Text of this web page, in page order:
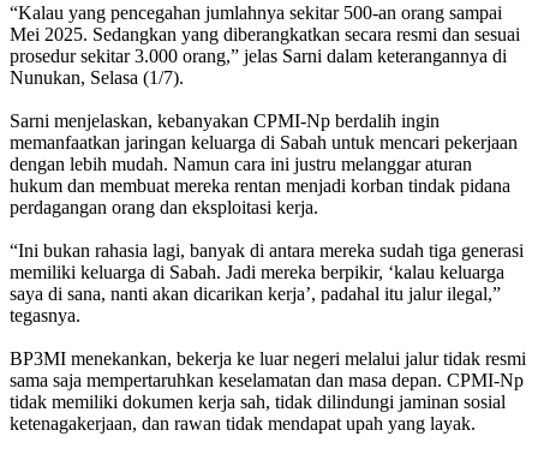
“Kalau yang pencegahan jumlahnya sekitar 500-an orang sampai
Mei 2025. Sedangkan yang diberangkatkan secara resmi dan sesuai
prosedur sekitar 3.000 orang,” jelas Sarni dalam keterangannya di
Nunukan, Selasa (1/7).
Sarni menjelaskan, kebanyakan CPMI-Np berdalih ingin
memanfaatkan jaringan keluarga di Sabah untuk mencari pekerjaan
dengan lebih mudah. Namun cara ini justru melanggar aturan
hukum dan membuat mereka rentan menjadi korban tindak pidana
perdagangan orang dan eksploitasi kerja.
“Ini bukan rahasia lagi, banyak di antara mereka sudah tiga generasi
memiliki keluarga di Sabah. Jadi mereka berpikir, ‘kalau keluarga
saya di sana, nanti akan dicarikan kerja’, padahal itu jalur ilegal,”
tegasnya.
BP3MI menekankan, bekerja ke luar negeri melalui jalur tidak resmi
sama saja mempertaruhkan keselamatan dan masa depan. CPMI-Np
tidak memiliki dokumen kerja sah, tidak dilindungi jaminan sosial
ketenagakerjaan, dan rawan tidak mendapat upah yang layak.